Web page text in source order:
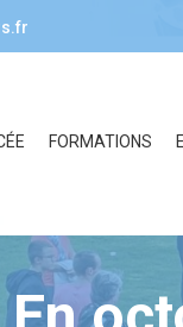
FORMATIONS